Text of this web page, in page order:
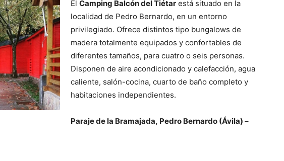
El Camping Balcón del Tiétar está situado en la
localidad de Pedro Bernardo, en un entorno
privilegiado. Ofrece distintos tipo bungalows de
madera totalmente equipados y confortables de
diferentes tamaños, para cuatro o seis personas.
Disponen de aire acondicionado y calefacción, agua
caliente, salón-cocina, cuarto de baño completo y
habitaciones independientes.
Paraje de la Bramajada, Pedro Bernardo (Ávila) –